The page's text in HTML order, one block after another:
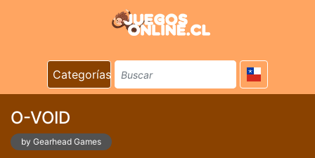
Categorías
O-VOID
by Gearhead Games